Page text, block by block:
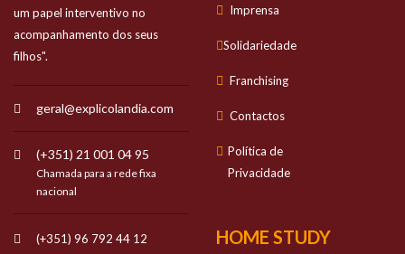
um papel interventivo no
acompanhamento dos seus
filhos".
geral@explicolandia.com
(+351) 21 001 04 95
Chamada para a rede fixa
nacional
(+351) 96 792 44 12
Imprensa
Solidariedade
Franchising
Contactos
Política de
Privacidade
HOME STUDY